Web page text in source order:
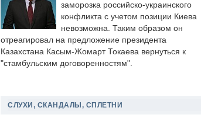
заморозка российско-украинского
конфликта с учетом позиции Киева
невозможна. Таким образом он
отреагировал на предложение президента
Казахстана Касым-Жомарт Токаева вернуться к
"стамбульским договоренностям".
СЛУХИ, СКАНДАЛЫ, СПЛЕТНИ